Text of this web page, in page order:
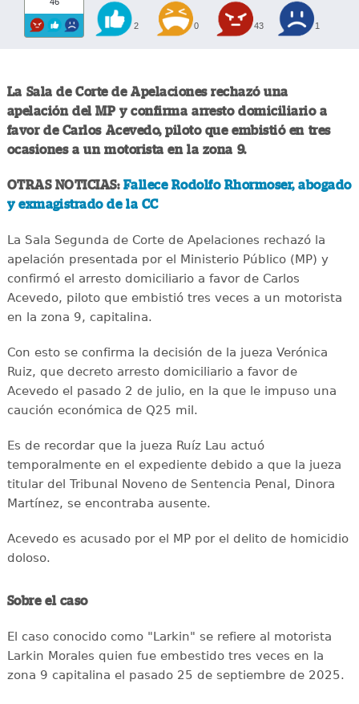
2 0 43 1
La Sala de Corte de Apelaciones rechazó una
apelación del MP y confirma arresto domiciliario a
favor de Carlos Acevedo, piloto que embistió en tres
ocasiones a un motorista en la zona 9.
OTRAS NOTICIAS: Fallece Rodolfo Rhormoser, abogado
y exmagistrado de la CC
La Sala Segunda de Corte de Apelaciones rechazó la
apelación presentada por el Ministerio Público (MP) y
confirmó el arresto domiciliario a favor de Carlos
Acevedo, piloto que embistió tres veces a un motorista
en la zona 9, capitalina.
Con esto se confirma la decisión de la jueza Verónica
Ruiz, que decreto arresto domiciliario a favor de
Acevedo el pasado 2 de julio, en la que le impuso una
caución económica de Q25 mil.
Es de recordar que la jueza Ruíz Lau actuó
temporalmente en el expediente debido a que la jueza
titular del Tribunal Noveno de Sentencia Penal, Dinora
Martínez, se encontraba ausente.
Acevedo es acusado por el MP por el delito de homicidio
doloso.
Sobre el caso
El caso conocido como "Larkin" se refiere al motorista
Larkin Morales quien fue embestido tres veces en la
zona 9 capitalina el pasado 25 de septiembre de 2025.